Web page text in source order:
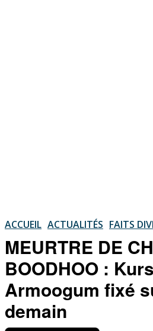
ACCUEIL ACTUALITÉS FAITS
MEURTRE DE
BOODHOO :
Armoogum fixé
demain